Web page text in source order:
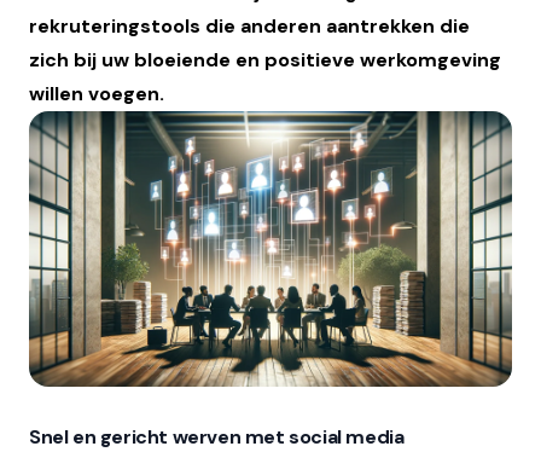
rekruteringstools die anderen aantrekken die
zich bij uw bloeiende en positieve werkomgeving
willen voegen.
Snel en gericht werven met social media